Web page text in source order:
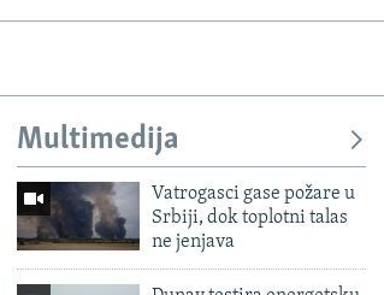
Multimedija
Vatrogasci gase požare u
Srbiji, dok toplotni talas
ne jenjava